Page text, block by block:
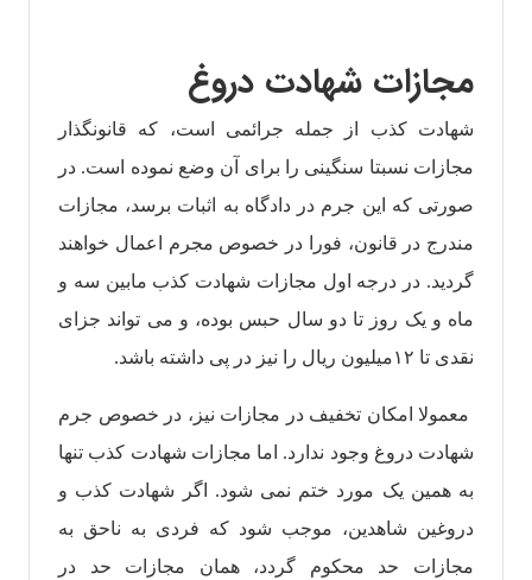
مجازات شهادت دروغ
شهادت کذب از جمله جرائمی است، که قانونگذار
مجازات نسبتا سنگینی را برای آن وضع نموده است. در
صورتی که این جرم در دادگاه به اثبات برسد، مجازات
مندرج در قانون، فورا در خصوص مجرم اعمال خواهند
گردید. در درجه اول مجازات شهادت کذب مابین سه و
ماه و یک روز تا دو سال حبس بوده، و می تواند جزای
نقدی تا ۱۲میلیون ریال را نیز در پی داشته باشد.
معمولا امکان تخفیف در مجازات نیز، در خصوص جرم
شهادت دروغ وجود ندارد. اما مجازات شهادت کذب تنها
به همین یک مورد ختم‌ نمی شود. اگر شهادت کذب و
دروغین شاهدین، موجب شود که فردی به نا‌حق به
مجازات حد محکوم‌ گردد، همان مجازات حد در